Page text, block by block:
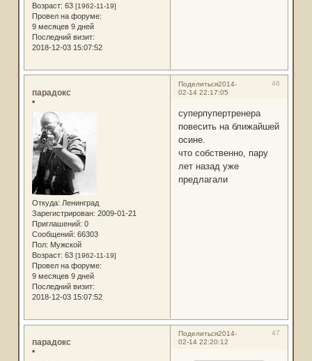
Возраст: 63 [1962-11-19]
Провел на форуме:
9 месяцев 9 дней
Последний визит:
2018-12-03 15:07:52
Поделиться 46
2014-
02-14 22:17:05
парадокс
*
Откуда: Ленинград
Зарегистрирован: 2009-01-21
Приглашений: 0
Сообщений: 66303
Пол: Мужской
Возраст: 63 [1962-11-19]
Провел на форуме:
9 месяцев 9 дней
Последний визит:
2018-12-03 15:07:52
суперпупертренера
повесить на ближайшей
осине.
что собственно, пару
лет назад уже
предлагали
Поделиться 47
2014-
02-14 22:20:12
парадокс
*